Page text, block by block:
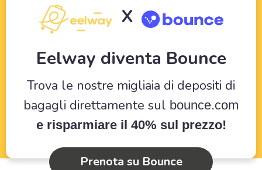
di Povo-Mesiano
vostri valigieper qualche ora o addirittura qualche
giorno. Senza bagagli, puoi visitare senza
... Scopri di più
X
Eelway diventa Bounce
Trova le nostre migliaia di depositi di
bagagli direttamente sul bounce.com
e risparmiare il 40% sul prezzo!
Prenota su Bounce